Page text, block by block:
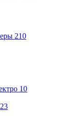
210
10
23